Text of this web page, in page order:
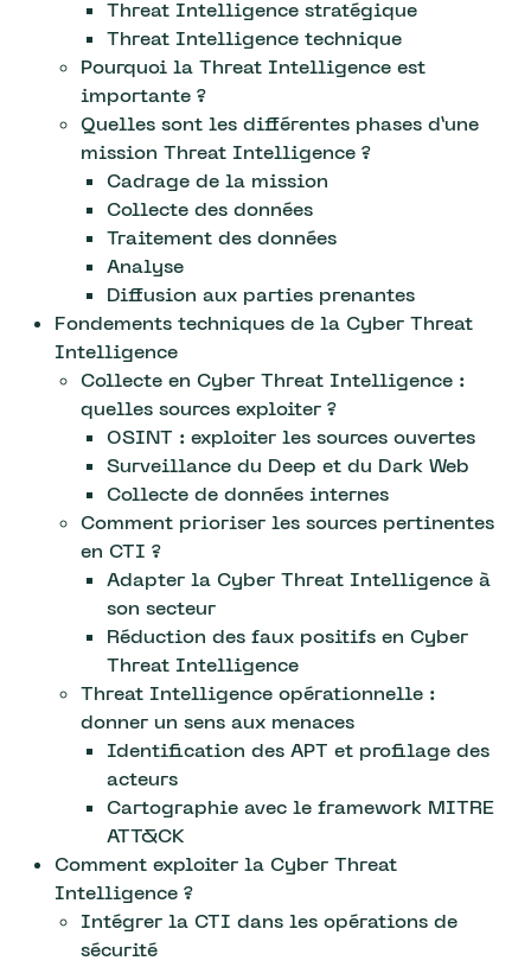
Threat Intelligence stratégique
Threat Intelligence technique
Pourquoi la Threat Intelligence est
importante ?
Quelles sont les différentes phases d’une
mission Threat Intelligence ?
Cadrage de la mission
Collecte des données
Traitement des données
Analyse
Diffusion aux parties prenantes
Fondements techniques de la Cyber Threat
Intelligence
Collecte en Cyber Threat Intelligence :
quelles sources exploiter ?
OSINT : exploiter les sources ouvertes
Surveillance du Deep et du Dark Web
Collecte de données internes
Comment prioriser les sources pertinentes
en CTI ?
Adapter la Cyber Threat Intelligence à
son secteur
Réduction des faux positifs en Cyber
Threat Intelligence
Threat Intelligence opérationnelle :
donner un sens aux menaces
Identification des APT et profilage des
acteurs
Cartographie avec le framework MITRE
ATT&CK
Comment exploiter la Cyber Threat
Intelligence ?
Intégrer la CTI dans les opérations de
sécurité